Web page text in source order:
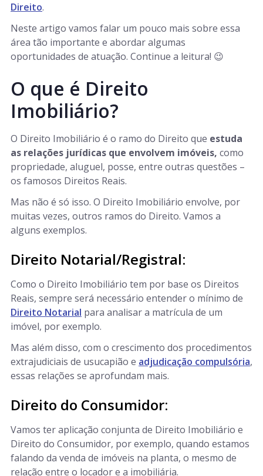
Direito.
Neste artigo vamos falar um pouco mais sobre essa
área tão importante e abordar algumas
oportunidades de atuação. Continue a leitura! 😉
O que é Direito
Imobiliário?
O Direito Imobiliário é o ramo do Direito que estuda
as relações jurídicas que envolvem imóveis, como
propriedade, aluguel, posse, entre outras questões –
os famosos Direitos Reais.
Mas não é só isso. O Direito Imobiliário envolve, por
muitas vezes, outros ramos do Direito. Vamos a
alguns exemplos.
Direito Notarial/Registral:
Como o Direito Imobiliário tem por base os Direitos
Reais, sempre será necessário entender o mínimo de
Direito Notarial para analisar a matrícula de um
imóvel, por exemplo.
Mas além disso, com o crescimento dos procedimentos
extrajudiciais de usucapião e adjudicação compulsória,
essas relações se aprofundam mais.
Direito do Consumidor:
Vamos ter aplicação conjunta de Direito Imobiliário e
Direito do Consumidor, por exemplo, quando estamos
falando da venda de imóveis na planta, o mesmo de
relação entre o locador e a imobiliária.